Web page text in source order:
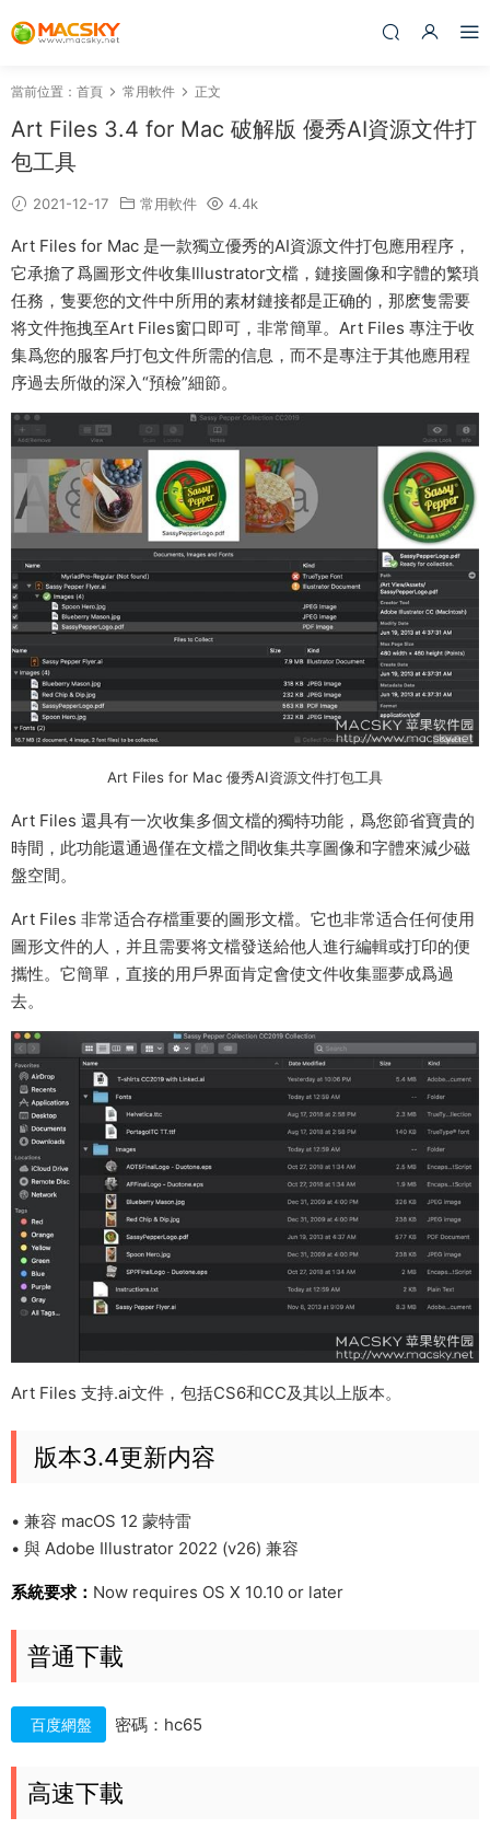
當前位置： 首頁 常用軟件 正文
Art Files 3.4 for Mac 破解版 優秀AI資源文件打
包工具
2021-12-17 常用軟件 4.4k
Art Files for Mac 是一款獨立優秀的AI資源文件打包應用程序，
它承擔了爲圖形文件收集Illustrator文檔，鏈接圖像和字體的繁瑣
任務，隻要您的文件中所用的素材鏈接都是正确的，那麽隻需要
将文件拖拽至Art Files窗口即可，非常簡單。Art Files 專注于收
集爲您的服客戶打包文件所需的信息，而不是專注于其他應用程
序過去所做的深入“預檢”細節。
Art Files for Mac 優秀AI資源文件打包工具
Art Files 還具有一次收集多個文檔的獨特功能，爲您節省寶貴的
時間，此功能還通過僅在文檔之間收集共享圖像和字體來減少磁
盤空間。
Art Files 非常适合存檔重要的圖形文檔。它也非常适合任何使用
圖形文件的人，并且需要将文檔發送給他人進行編輯或打印的便
攜性。它簡單，直接的用戶界面肯定會使文件收集噩夢成爲過
去。
Art Files 支持.ai文件，包括CS6和CC及其以上版本。
版本3.4更新内容
• 兼容 macOS 12 蒙特雷
• 與 Adobe Illustrator 2022 (v26) 兼容
系統要求： Now requires OS X 10.10 or later
普通下載
百度網盤 密碼：hc65
高速下載